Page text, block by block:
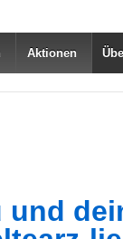
Aktionen